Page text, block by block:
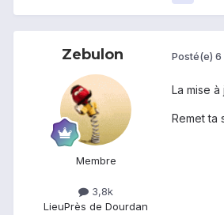
Zebulon
Membre
3,8k
LieuPrès de Dourdan
Posté(e) 6
La mise
Remet ta